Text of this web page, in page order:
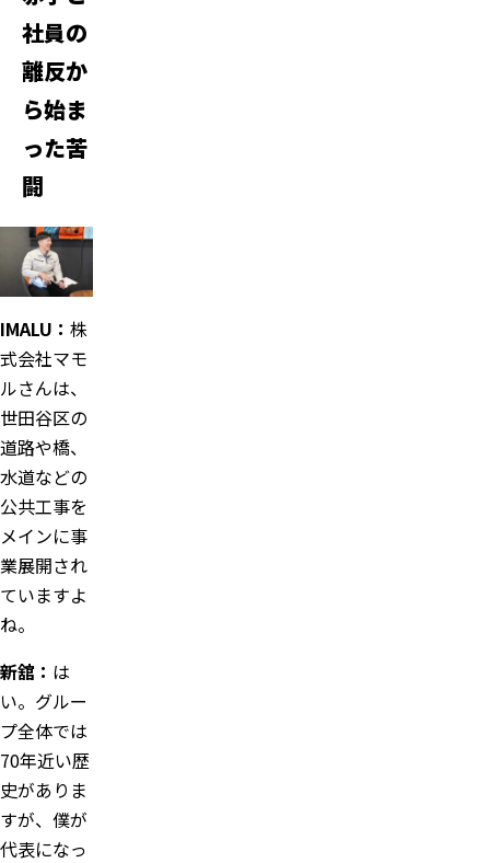
社員の
離反か
ら始ま
った苦
闘
IMALU ： 株
式会社マモ
ルさんは、
世田谷区の
道路や橋、
水道などの
公共工事を
メインに事
業展開され
ていますよ
ね。
新舘： は
い。グルー
プ全体では
70年近い歴
史がありま
すが、僕が
代表になっ